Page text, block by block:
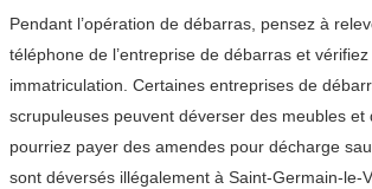
Pendant l’opération de débarras, pensez à
téléphone de l’entreprise de débarras et vérifiez
immatriculation. Certaines entreprises de
scrupuleuses peuvent déverser des meubles et
pourriez payer des amendes pour décharge
sont déversés illégalement à Saint-Germain-le-